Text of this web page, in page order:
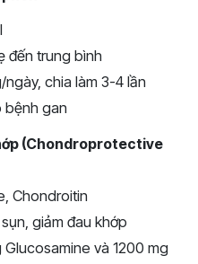
đến trung bình
chia làm 3-4 lần
bệnh gan
(Chondroprotective
Chondroitin
giảm đau khớp
Glucosamine và 1200 mg